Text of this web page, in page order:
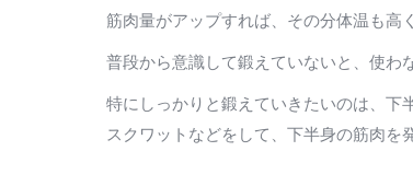
筋肉量がアップすれば、その分体温も高
普段から意識して鍛えていないと、使わ
特にしっかりと鍛えていきたいのは、下
スクワットなどをして、下半身の筋肉を